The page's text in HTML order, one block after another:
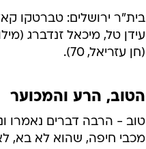
בית"ר ירושלים: טברטקו
(חן עזריאל, 70).
הטוב, הרע והמכוער
טוב - הרבה דברים נאמרו
מכבי חיפה, שהוא לא בא,